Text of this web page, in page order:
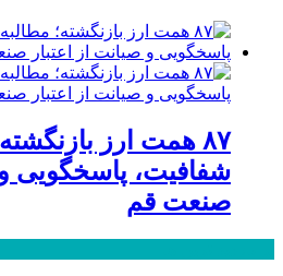
۸۷ همت ارز
شفافیت، پاسخگویی و
صنعت قم